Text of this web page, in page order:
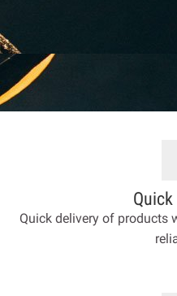
Quick delivery of products